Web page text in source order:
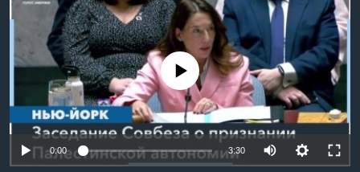
Learning English
СОЦИАЛЬНЫЕ СЕТИ
Языки
No media source currently available
0:00 3:30